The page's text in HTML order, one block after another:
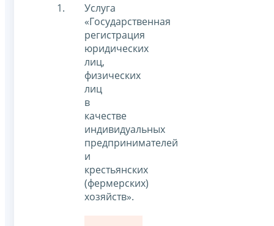
Услуга
«Государственная
регистрация
юридических
лиц,
физических
лиц
в
качестве
индивидуальных
предпринимателей
и
крестьянских
(фермерских)
хозяйств».